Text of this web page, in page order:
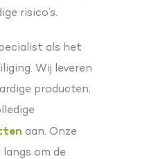
risico’s.
als het
Wij leveren
producten,
aan. Onze
om de